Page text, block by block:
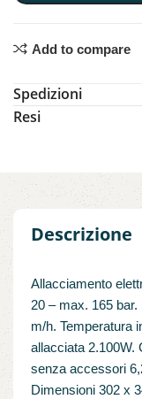
Add to compare
Spedizioni
Resi
Descrizione
Allacciamento
20 – max. 165
m/h. Temperatura
allacciata 2.100W.
senza accessori
Dimensioni 302 x